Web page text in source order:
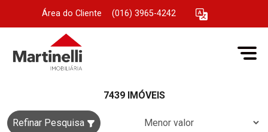
Área do Cliente (016) 3965-4242
7439 IMÓVEIS
Refinar Pesquisa